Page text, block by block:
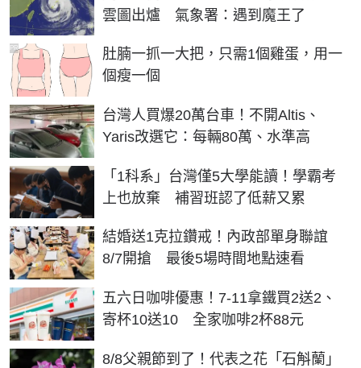
雲圖出爐 氣象署：遇到魔王了
肚腩一抓一大把，只需1個雞蛋，用一
個瘦一個
PR
台灣人買爆20萬台車！不開Altis、
Yaris改選它：每輛80萬、水準高
「1科系」台灣僅5大學能讀！學霸考
上也放棄 補習班認了低薪又累
結婚送1克拉鑽戒！內政部單身聯誼
8/7開搶 最後5場時間地點速看
五六日咖啡優惠！7-11拿鐵買2送2、
寄杯10送10 全家咖啡2杯88元
8/8父親節到了！代表之花「石斛蘭」